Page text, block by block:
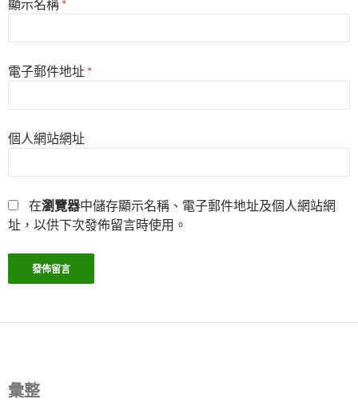
顯示名稱 *
電子郵件地址 *
個人網站網址
在瀏覽器中儲存顯示名稱、電子郵件地址及個人網站網
址，以供下次發佈留言時使用。
彙整